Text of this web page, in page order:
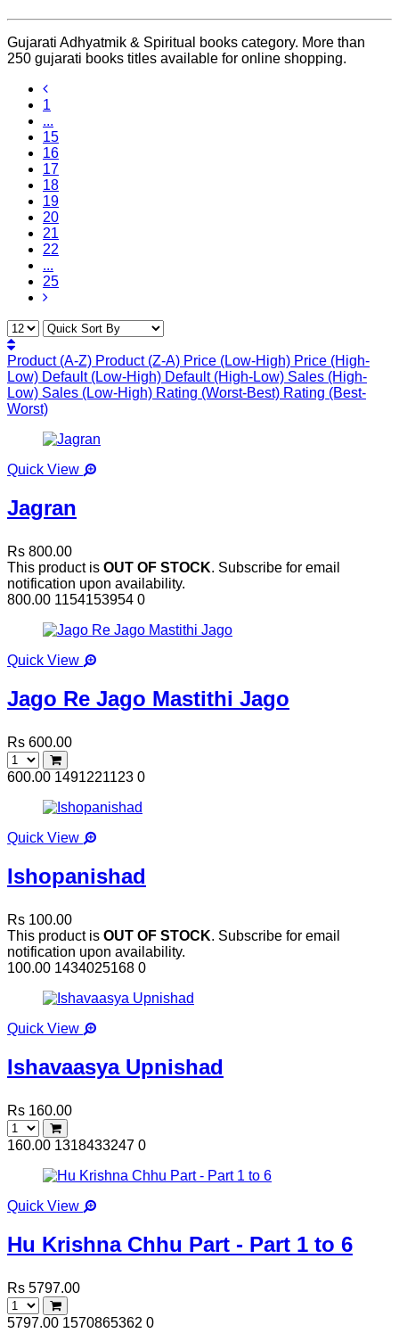
Gujarati Adhyatmik & Spiritual books category. More than
250 gujarati books titles available for online shopping.
1
...
15
16
17
18
19
20
21
22
...
25
Product (A-Z) Product (Z-A) Price (Low-High) Price (High-
Low) Default (Low-High) Default (High-Low) Sales (High-
Low) Sales (Low-High) Rating (Worst-Best) Rating (Best-
Worst)
Quick View
Jagran
Rs 800.00
This product is OUT OF STOCK. Subscribe for email
notification upon availability.
800.00 1154153954 0
Quick View
Jago Re Jago Mastithi Jago
Rs 600.00
600.00 1491221123 0
Quick View
Ishopanishad
Rs 100.00
This product is OUT OF STOCK. Subscribe for email
notification upon availability.
100.00 1434025168 0
Quick View
Ishavaasya Upnishad
Rs 160.00
160.00 1318433247 0
Quick View
Hu Krishna Chhu Part - Part 1 to 6
Rs 5797.00
5797.00 1570865362 0